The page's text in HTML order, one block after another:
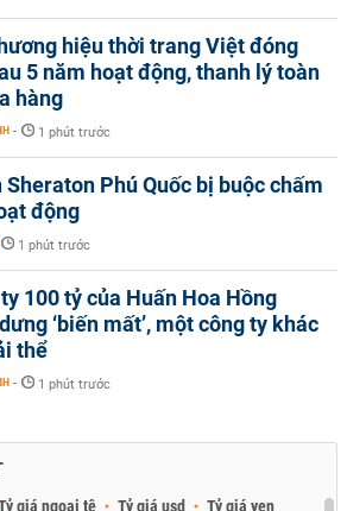
hiệu thời trang Việt đóng
5 năm hoạt động, thanh lý toàn
hàng
- 1 phút trước
Sheraton Phú Quốc bị buộc chấm
động
1 phút trước
100 tỷ của Huấn Hoa Hồng
‘biến mất’, một công ty khác
thể
- 1 phút trước
giá ngoại tệ Tỷ giá usd
Tỷ giá yen